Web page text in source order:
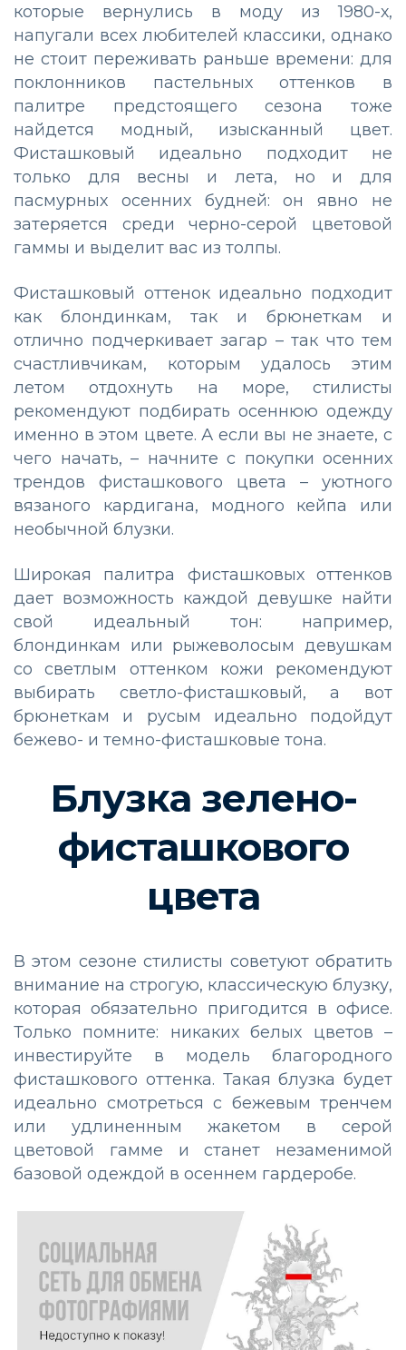
которые вернулись в моду из 1980-х,
напугали всех любителей классики, однако
не стоит переживать раньше времени: для
поклонников пастельных оттенков в
палитре предстоящего сезона тоже
найдется модный, изысканный цвет.
Фисташковый идеально подходит не
только для весны и лета, но и для
пасмурных осенних будней: он явно не
затеряется среди черно-серой цветовой
гаммы и выделит вас из толпы.
Фисташковый оттенок идеально подходит
как блондинкам, так и брюнеткам и
отлично подчеркивает загар – так что тем
счастливчикам, которым удалось этим
летом отдохнуть на море, стилисты
рекомендуют подбирать осеннюю одежду
именно в этом цвете. А если вы не знаете, с
чего начать, – начните с покупки осенних
трендов фисташкового цвета – уютного
вязаного кардигана, модного кейпа или
необычной блузки.
Широкая палитра фисташковых оттенков
дает возможность каждой девушке найти
свой идеальный тон: например,
блондинкам или рыжеволосым девушкам
со светлым оттенком кожи рекомендуют
выбирать светло-фисташковый, а вот
брюнеткам и русым идеально подойдут
бежево- и темно-фисташковые тона.
Блузка зелено-
фисташкового
цвета
В этом сезоне стилисты советуют обратить
внимание на строгую, классическую блузку,
которая обязательно пригодится в офисе.
Только помните: никаких белых цветов –
инвестируйте в модель благородного
фисташкового оттенка. Такая блузка будет
идеально смотреться с бежевым тренчем
или удлиненным жакетом в серой
цветовой гамме и станет незаменимой
базовой одеждой в осеннем гардеробе.